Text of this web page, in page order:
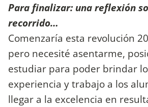
Para finalizar: una reflexión
recorrido…
Comenzaría esta revolución
pero necesité asentarme,
estudiar para poder brindar
experiencia y trabajo a los
llegar a la excelencia en